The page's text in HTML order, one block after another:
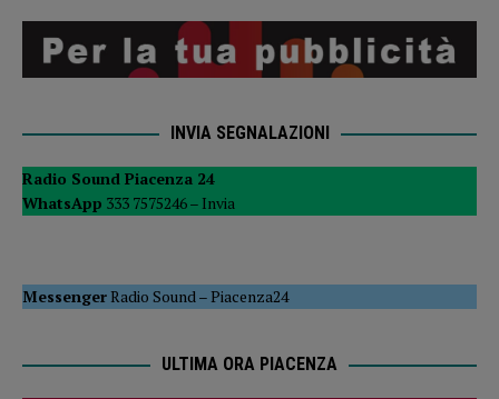
INVIA SEGNALAZIONI
Radio Sound Piacenza 24
WhatsApp 333 7575246 – Invia
MessengerRadio Sound–Piacenza24
ULTIMA ORA PIACENZA